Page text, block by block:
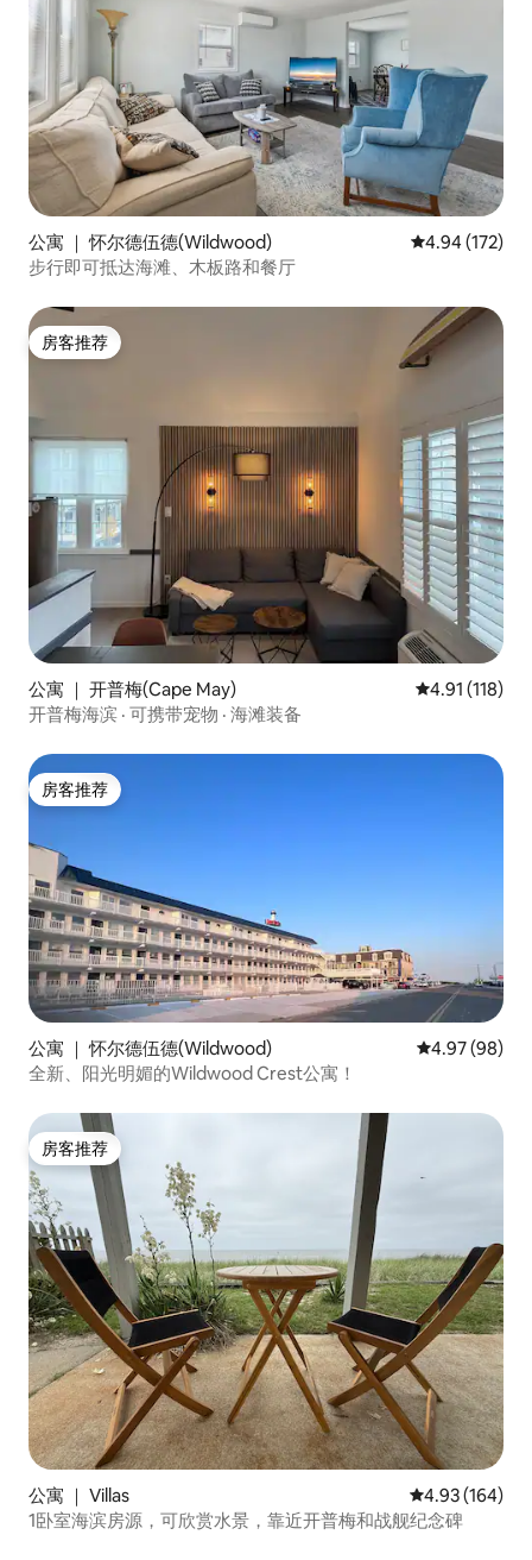
公寓 ｜ 怀尔德伍德(Wildwood) 平均评分 4.94
4.94 (172)
步行即可抵达海滩、木板路和餐厅
房客推荐
房客推荐
公寓 ｜ 开普梅(Cape May) 平均评分 4.91
4.91 (118)
开普梅海滨 · 可携带宠物 · 海滩装备
房客推荐
房客推荐
公寓 ｜ 怀尔德伍德(Wildwood) 平均评分 4.97
4.97 (98)
全新、阳光明媚的Wildwood Crest公寓！
房客推荐
房客推荐
公寓 ｜ Villas 平均评分 4.93
4.93 (164)
1卧室海滨房源，可欣赏水景，靠近开普梅和战舰纪念碑